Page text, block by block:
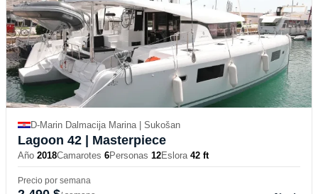
D-Marin Dalmacija Marina | Sukošan
Lagoon 42 | Masterpiece
Año 2018Camarotes 6Personas 12Eslora 42 ft
Precio por semana